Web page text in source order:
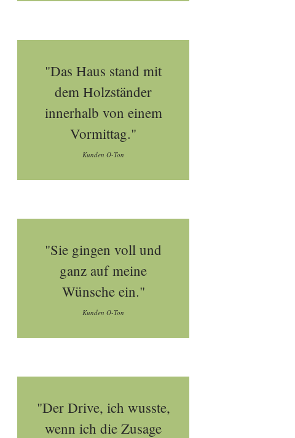
"Das Haus stand mit
dem Holzständer
innerhalb von einem
Vormittag."
Kunden O-Ton
"Sie gingen voll und
ganz auf meine
Wünsche ein."
Kunden O-Ton
"Der Drive, ich wusste,
wenn ich die Zusage